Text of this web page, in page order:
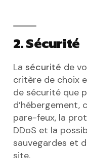
2. Sécurité
La sécurité de
critère de choix
de sécurité que
d’hébergement,
pare-feux, la
DDoS et la
sauvegardes et
site.